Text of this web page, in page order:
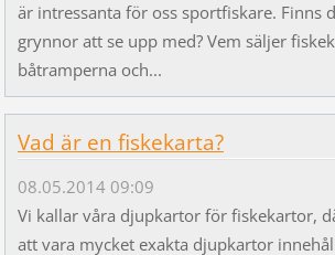
är intressanta för oss sportfiskare. Finns
grynnor att se upp med? Vem säljer
båtramperna och...
Vad är en fiskekarta?
08.05.2014 09:09
Vi kallar våra djupkartor för fiskekartor,
att vara mycket exakta djupkartor